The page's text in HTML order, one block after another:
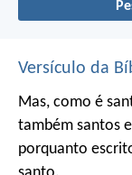
Versículo da
Mas, como é
também santos
porquanto